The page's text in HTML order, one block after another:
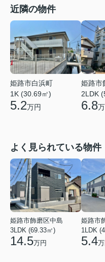
近隣の物件
姫路市白浜町
1K (30.69㎡)
5.2万円
姫路市
2LDK
6.8
よく見られている物件
姫路市飾磨区中島
3LDK (69.33㎡)
14.5万円
姫路市
1LDK
5.4